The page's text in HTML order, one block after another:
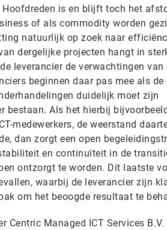
is en blijft toch het
of als commodity worden
natuurlijk op zoek naar
dergelijke projecten hangt in
leverancier de verwachtingen van
beginnen daar pas mee als
duidelijk moet zijn
bestaan. Als het hierbij
medewerkers, de weerstand
dan zorgt een open
en continuïteit in de
ontzorgt te worden. Dit laatste
waarbij de leverancier zijn
om het beoogde resultaat te
Centric Managed ICT Services B.V.